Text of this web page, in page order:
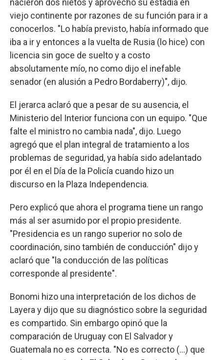
nacieron dos nietos y aprovechó su estadía en
viejo continente por razones de su función para ir a
conocerlos. "Lo había previsto, había informado que
iba a ir y entonces a la vuelta de Rusia (lo hice) con
licencia sin goce de suelto y a costo
absolutamente mío, no como dijo el inefable
senador (en alusión a Pedro Bordaberry)", dijo.
El jerarca aclaró que a pesar de su ausencia, el
Ministerio del Interior funciona con un equipo. "Que
falte el ministro no cambia nada", dijo. Luego
agregó que el plan integral de tratamiento a los
problemas de seguridad, ya había sido adelantado
por él en el Día de la Policía cuando hizo un
discurso en la Plaza Independencia.
Pero explicó que ahora el programa tiene un rango
más al ser asumido por el propio presidente.
"Presidencia es un rango superior no solo de
coordinación, sino también de conducción" dijo y
aclaró que "la conducción de las políticas
corresponde al presidente".
Bonomi hizo una interpretación de los dichos de
Layera y dijo que su diagnóstico sobre la seguridad
es compartido. Sin embargo opinó que la
comparación de Uruguay con El Salvador y
Guatemala no es correcta. "No es correcto (...) que